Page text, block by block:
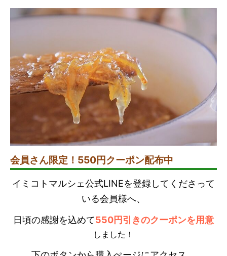
会員さん限定！550円クーポン配布中
イミコトマルシェ公式LINEを登録してくださって
いる会員様へ、
日頃の感謝を込めて550円引きのクーポンを用意
しました！